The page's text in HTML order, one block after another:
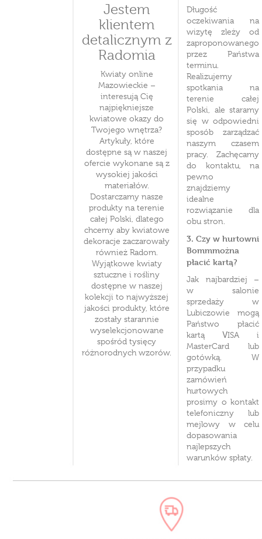
Jestem
klientem
detalicznym z
Radomia
Kwiaty online
Mazowieckie –
interesują Cię
najpiękniejsze
kwiatowe okazy do
Twojego wnętrza?
Artykuły, które
dostępne są w naszej
ofercie wykonane są z
wysokiej jakości
materiałów.
Dostarczamy nasze
produkty na terenie
całej Polski, dlatego
chcemy aby kwiatowe
dekoracje zaczarowały
również Radom.
Wyjątkowe kwiaty
sztuczne i rośliny
dostępne w naszej
kolekcji to najwyższej
jakości produkty, które
zostały starannie
wyselekcjonowane
spośród tysięcy
różnorodnych wzorów.
Długość
oczekiwania na
wizytę zleży od
zaproponowanego
przez Państwa
terminu.
Realizujemy
spotkania na
terenie całej
Polski, ale staramy
się w odpowiedni
sposób zarządzać
naszym czasem
pracy. Zachęcamy
do kontaktu, na
pewno
znajdziemy
idealne
rozwiązanie dla
obu stron.
3. Czy w hurtowni
Bommmożna
płacić kartą?
Jak najbardziej –
w salonie
sprzedaży w
Lubiczowie mogą
Państwo płacić
kartą VISA i
MasterCard lub
gotówką. W
przypadku
zamówień
hurtowych
prosimy o kontakt
telefoniczny lub
mejlowy w celu
dopasowania
najlepszych
warunków spłaty.